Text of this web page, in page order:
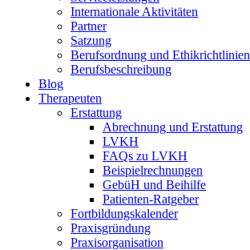
Internationale Aktivitäten
Partner
Satzung
Berufsordnung und Ethikrichtlinien
Berufsbeschreibung
Blog
Therapeuten
Erstattung
Abrechnung und Erstattung
LVKH
FAQs zu LVKH
Beispielrechnungen
GebüH und Beihilfe
Patienten-Ratgeber
Fortbildungskalender
Praxisgründung
Praxisorganisation